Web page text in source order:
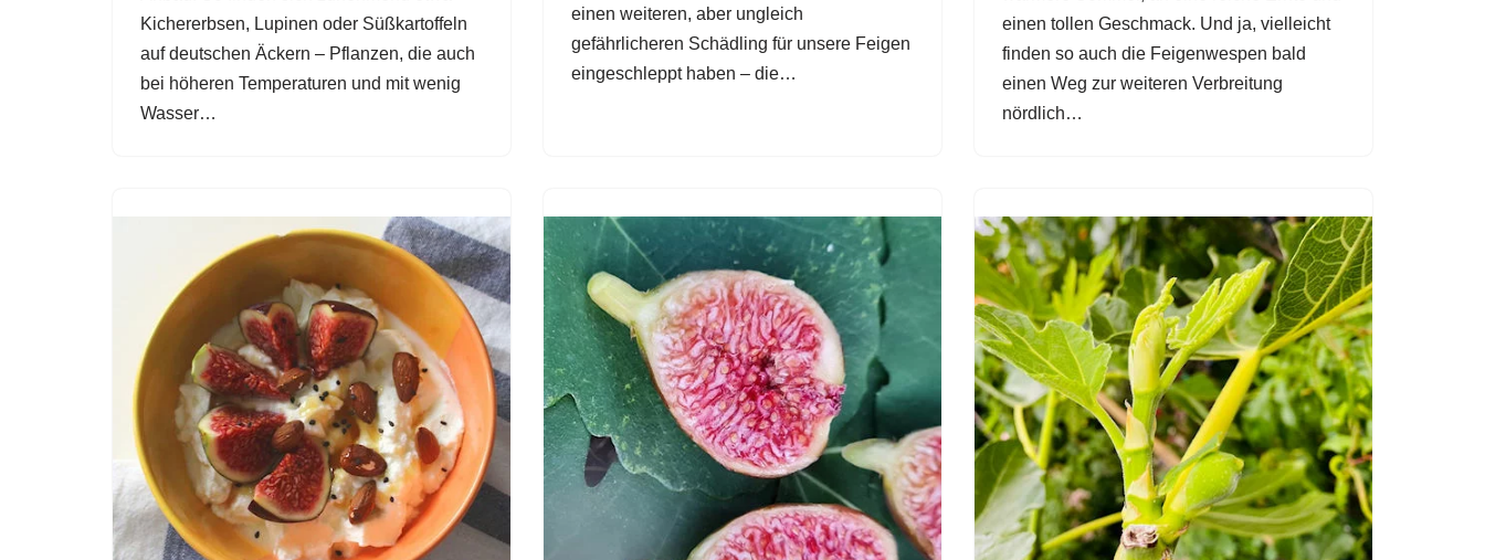
Kichererbsen, Lupinen oder Süßkartoffeln
auf deutschen Äckern – Pflanzen, die auch
bei höheren Temperaturen und mit wenig
Wasser…
einen weiteren, aber ungleich
gefährlicheren Schädling für unsere Feigen
eingeschleppt haben – die…
einen tollen Geschmack. Und ja, vielleicht
finden so auch die Feigenwespen bald
einen Weg zur weiteren Verbreitung
nördlich…